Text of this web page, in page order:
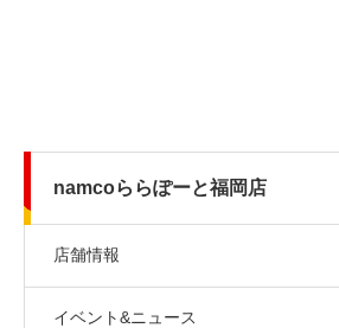
namcoららぽーと福岡店
店舗情報
イベント&ニュース